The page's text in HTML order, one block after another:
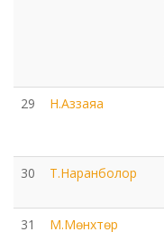
29 Н.Аззаяа
30 Т.Наранболор
31 М.Мөнхтөр